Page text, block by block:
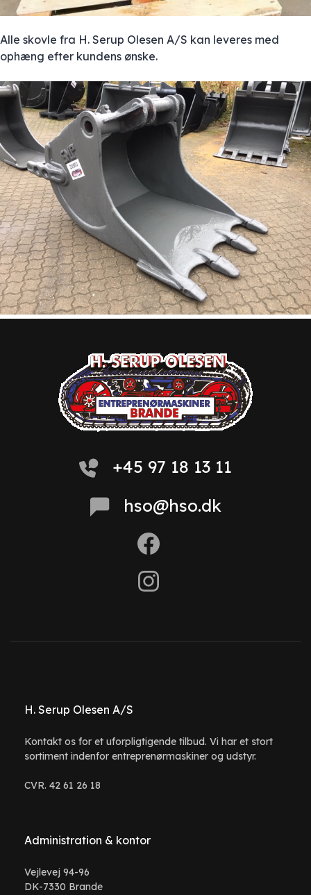
Alle skovle fra H. Serup Olesen A/S kan leveres med
ophæng efter kundens ønske.
+45 97 18 13 11
hso@hso.dk
H. Serup Olesen A/S
Kontakt os for et uforpligtigende tilbud. Vi har et stort
sortiment indenfor entreprenørmaskiner og udstyr.
CVR. 42 61 26 18
Administration & kontor
Vejlevej 94-96
DK-7330 Brande